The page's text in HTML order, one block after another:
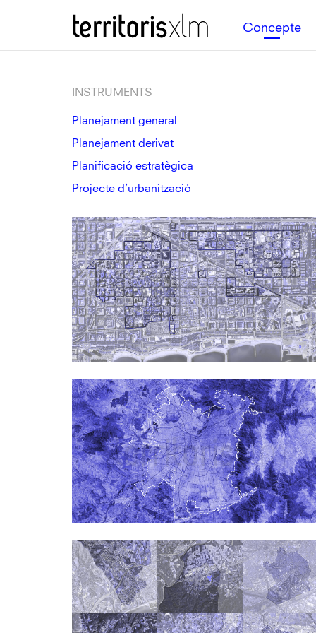
Territoris XLM
Concepte
INSTRUMENTS
Planejament general
Planejament derivat
Planificació estratègica
Projecte d’urbanització